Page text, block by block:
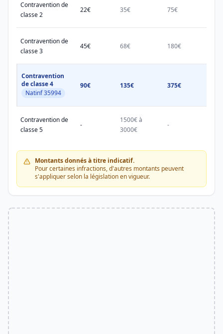
Contravention de
classe 2
22€ 35€ 75€
Contravention de
classe 3
45€ 68€ 180€
Contravention
de classe 4
Natinf 35994
90€ 135€ 375€
Contravention de
classe 5
-
1500€ à
3000€
-
Montants donnés à titre indicatif.
Pour certaines infractions, d'autres montants peuvent
s'appliquer selon la législation en vigueur.